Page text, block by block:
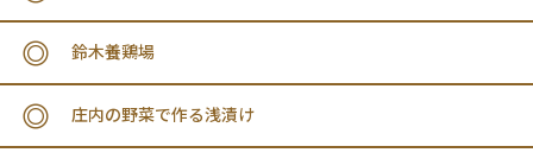
鈴木養鶏場
庄内の野菜で作る浅漬け